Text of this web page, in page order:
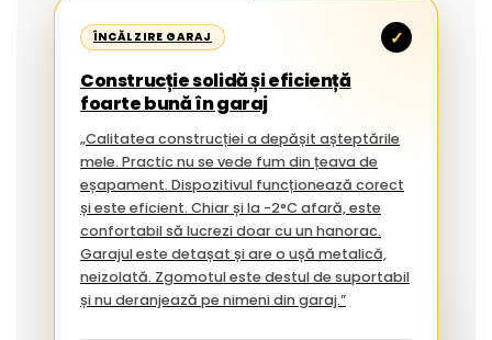
ÎNCĂLZIRE GARAJ ✓
Construcție solidă și eficiență
foarte bună în garaj
„Calitatea construcției a depășit așteptările
mele. Practic nu se vede fum din țeava de
eșapament. Dispozitivul funcționează corect
și este eficient. Chiar și la -2°C afară, este
confortabil să lucrezi doar cu un hanorac.
Garajul este detașat și are o ușă metalică,
neizolată. Zgomotul este destul de suportabil
și nu deranjează pe nimeni din garaj.”